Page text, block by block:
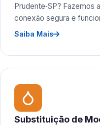
Prudente‑SP? Fazemos
conexão segura e
Saiba Mais
Substituição de